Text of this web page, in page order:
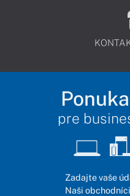
pre
Zadajte vaše
Naši